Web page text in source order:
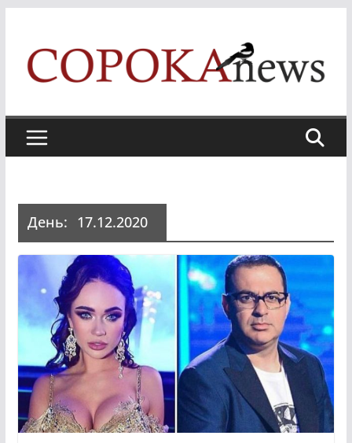
content
День: 17.12.2020